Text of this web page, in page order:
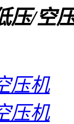
压/空
压机
压机